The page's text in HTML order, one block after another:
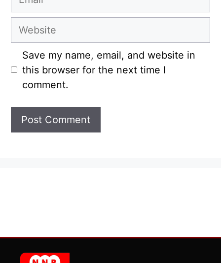
Website
Save my name, email, and website in
this browser for the next time I
comment.